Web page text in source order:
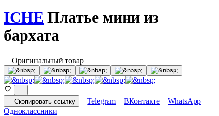
ICHE Платье мини из
бархата
Оригинальный товар
Скопировать ссылку Telegram ВКонтакте
WhatsApp
Одноклассники